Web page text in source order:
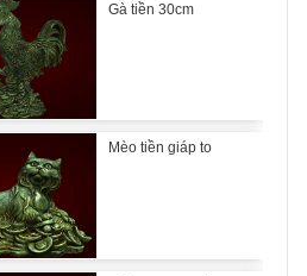
Gà tiền 30cm
Mèo tiền giáp to